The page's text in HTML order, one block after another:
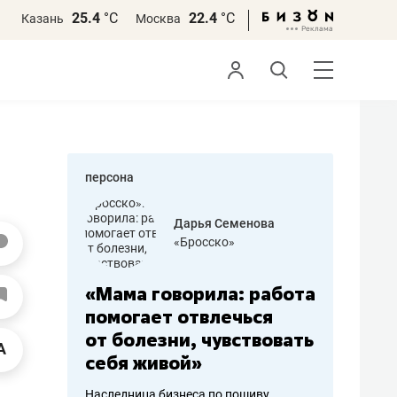
Казань 25.4 °С Москва 22.4 °С
персона
Дарья Семенова
«Бросско»
«Мама говорила: работа
помогает отвлечься
от болезни, чувствовать
себя живой»